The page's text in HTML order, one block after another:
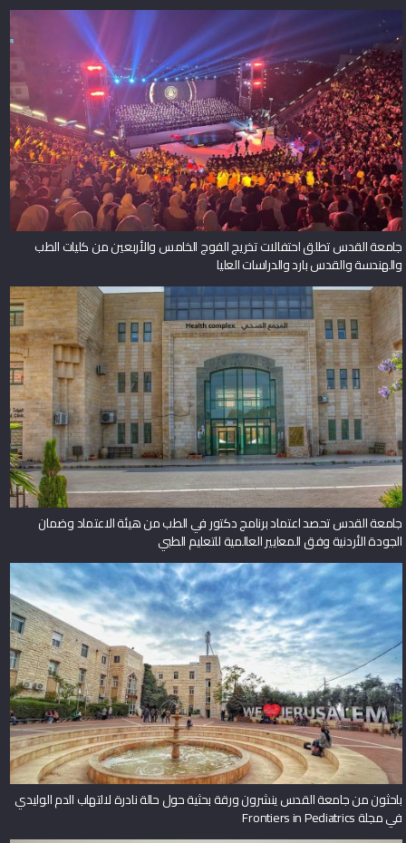
جامعة القدس تطلق احتفالات تخريج الفوج الخامس والأربعين من كليات الطب
والهندسة والقدس بارد والدراسات العليا
جامعة القدس تحصد اعتماد برنامج دكتور في الطب من هيئة الاعتماد وضمان
الجودة الأردنية وفق المعايير العالمية للتعليم الطبي
باحثون من جامعة القدس ينشرون ورقة بحثية حول حالة نادرة لالتهاب الدم الوليدي
في مجلة Frontiers in Pediatrics